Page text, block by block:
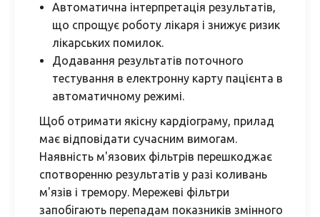
Автоматична інтерпретація результатів,
що спрощує роботу лікаря і знижує ризик
лікарських помилок.
Додавання результатів поточного
тестування в електронну карту пацієнта в
автоматичному режимі.
Щоб отримати якісну кардіограму, прилад
має відповідати сучасним вимогам.
Наявність м'язових фільтрів перешкоджає
спотворенню результатів у разі коливань
м'язів і тремору. Мережеві фільтри
запобігають перепадам показників змінного